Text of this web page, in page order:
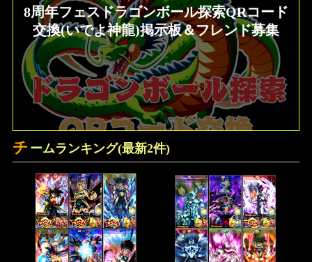
8周年フェスドラゴンボール探索QRコード
交換(いでよ神龍)掲示板＆フレンド募集
チ ームランキング(最新2件)